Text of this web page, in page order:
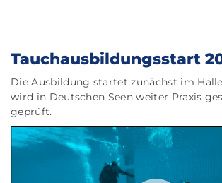
Tauchausbildungsstart
Die Ausbildung startet zunächst im
wird in Deutschen Seen weiter Praxis
geprüft.